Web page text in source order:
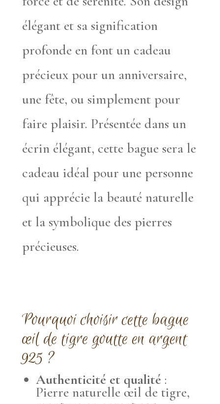
élégant et sa signification
profonde en font un cadeau
précieux pour un anniversaire,
une fête, ou simplement pour
faire plaisir. Présentée dans un
écrin élégant, cette bague sera le
cadeau idéal pour une personne
qui apprécie la beauté naturelle
et la symbolique des pierres
précieuses.
Pourquoi choisir cette bague
œil de tigre goutte en argent
925 ?
Authenticité et qualité :
Pierre naturelle œil de tigre,